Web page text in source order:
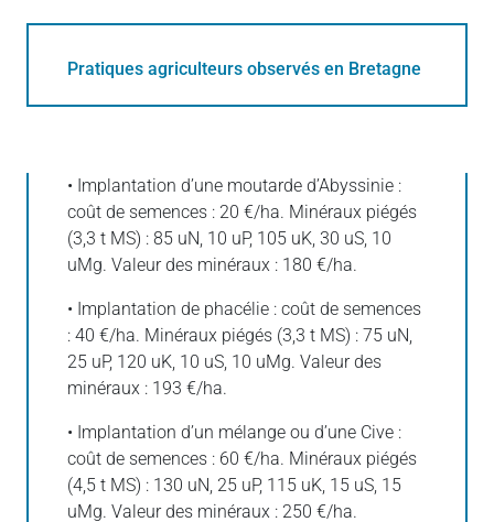
Pratiques agriculteurs observés en Bretagne
• Implantation d’une moutarde d’Abyssinie :
coût de semences : 20 €/ha. Minéraux piégés
(3,3 t MS) : 85 uN, 10 uP, 105 uK, 30 uS, 10
uMg. Valeur des minéraux : 180 €/ha.
• Implantation de phacélie : coût de semences
: 40 €/ha. Minéraux piégés (3,3 t MS) : 75 uN,
25 uP, 120 uK, 10 uS, 10 uMg. Valeur des
minéraux : 193 €/ha.
• Implantation d’un mélange ou d’une Cive :
coût de semences : 60 €/ha. Minéraux piégés
(4,5 t MS) : 130 uN, 25 uP, 115 uK, 15 uS, 15
uMg. Valeur des minéraux : 250 €/ha.